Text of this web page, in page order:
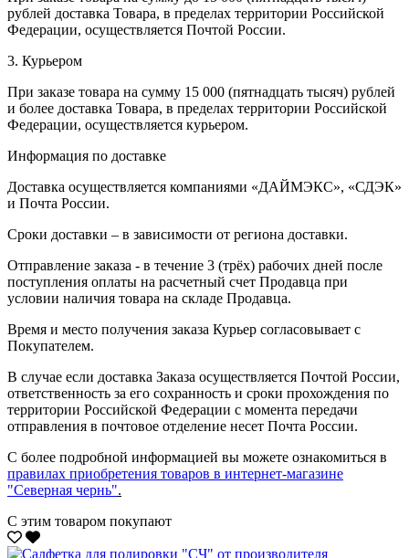
рублей доставка Товара, в пределах территории Российской
Федерации, осуществляется Почтой России.
3. Курьером
При заказе товара на сумму 15 000 (пятнадцать тысяч) рублей
и более доставка Товара, в пределах территории Российской
Федерации, осуществляется курьером.
Информация по доставке
Доставка осуществляется компаниями «ДАЙМЭКС», «СДЭК»
и Почта России.
Сроки доставки – в зависимости от региона доставки.
Отправление заказа - в течение 3 (трёх) рабочих дней после
поступления оплаты на расчетный счет Продавца при
условии наличия товара на складе Продавца.
Время и место получения заказа Курьер согласовывает с
Покупателем.
В случае если доставка Заказа осуществляется Почтой России,
ответственность за его сохранность и сроки прохождения по
территории Российской Федерации с момента передачи
отправления в почтовое отделение несет Почта России.
С более подробной информацией вы можете ознакомиться в
правилах приобретения товаров в интернет-магазине
"Северная чернь".
С этим товаром покупают